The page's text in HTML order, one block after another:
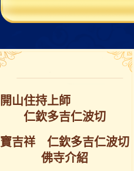
開⼭住持上師
仁欽多吉仁波切
寶吉祥 仁欽多吉仁波切
佛寺介紹